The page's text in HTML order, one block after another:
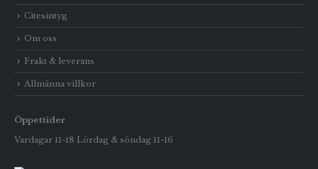
Citesintyg
Om oss
Frakt & leverans
Allmänna villkor
Öppettider
Vardagar 11-18 Lördag & söndag 11-16